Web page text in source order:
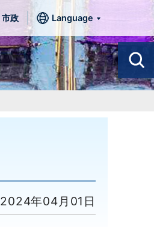
市政 Language
2024年04月01日